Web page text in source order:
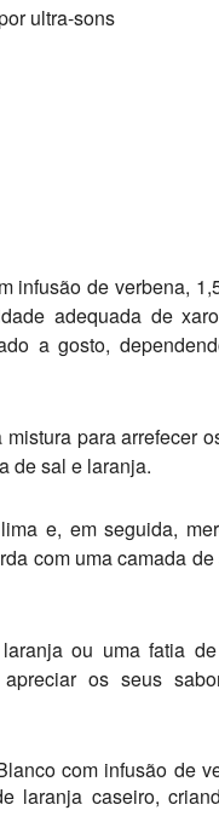
ultra-sons
infusão de verbena,
adequada de
a gosto,
para arrefecer
de sal e laranja.
e, em seguida,
com uma camada
ou uma fatia
os seus
com infusão de
laranja caseiro,